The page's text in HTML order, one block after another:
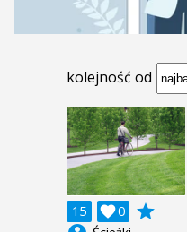
kolejność od
15 0

grade